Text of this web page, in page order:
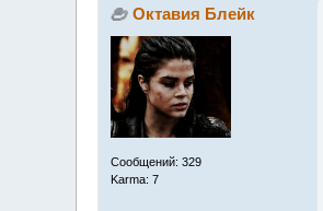
Октавия Блейк
Сообщений: 329
Karma: 7